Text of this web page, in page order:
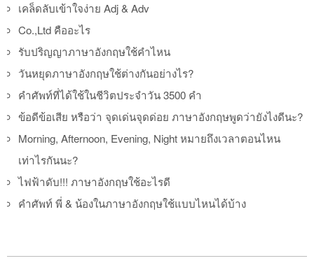
เคล็ดลับเข้าใจง่าย Adj & Adv
Co.,Ltd คืออะไร
รับปริญญาภาษาอังกฤษใช้คำไหน
วันหยุดภาษาอังกฤษใช้ต่างกันอย่างไร?
คำศัพท์ที่ได้ใช้ในชีวิตประจำวัน 3500 คำ
ข้อดีข้อเสีย หรือว่า จุดเด่นจุดด่อย ภาษาอังกฤษพูดว่ายังไงดีนะ?
Morning, Afternoon, Evening, Night หมายถึงเวลาตอนไหน
เท่าไรกันนะ?
ไฟฟ้าดับ!!! ภาษาอังกฤษใช้อะไรดี
คำศัพท์ พี่ & น้องในภาษาอังกฤษใช้แบบไหนได้บ้าง